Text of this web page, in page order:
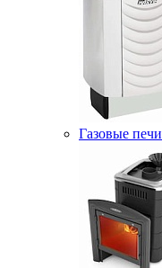
Газовые печи